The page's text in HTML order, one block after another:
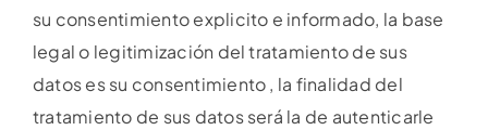
su consentimiento explicito e informado, la base
legal o legitimización del tratamiento de sus
datos es su consentimiento , la finalidad del
tratamiento de sus datos será la de autenticarle